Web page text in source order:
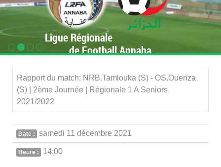
Ligue Régionale
de Football Annaba
Rapport du match: NRB.Tamlouka (S) - OS.Ouenza
(S) | 2ème Journée | Régionale 1 A Seniors
2021/2022
Date : samedi 11 décembre 2021
Heure : 14:00